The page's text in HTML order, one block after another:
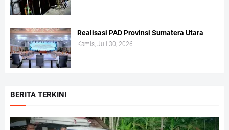
Realisasi PAD Provinsi Sumatera Utara
Kamis, Juli 30, 2026
BERITA TERKINI